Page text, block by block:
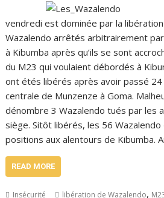
vendredi est dominée par la
Wazalendo arrêtés arbitrairement
à Kibumba après qu’ils se sont
du M23 qui voulaient débordés à
ont étés libérés après avoir passé 24
centrale de Munzenze à Goma.
dénombre 3 Wazalendo tués par les
siège. Sitôt libérés, les 56
positions aux alentours de Kibumba.
READ MORE
Insécurité libération de Wazalendo,